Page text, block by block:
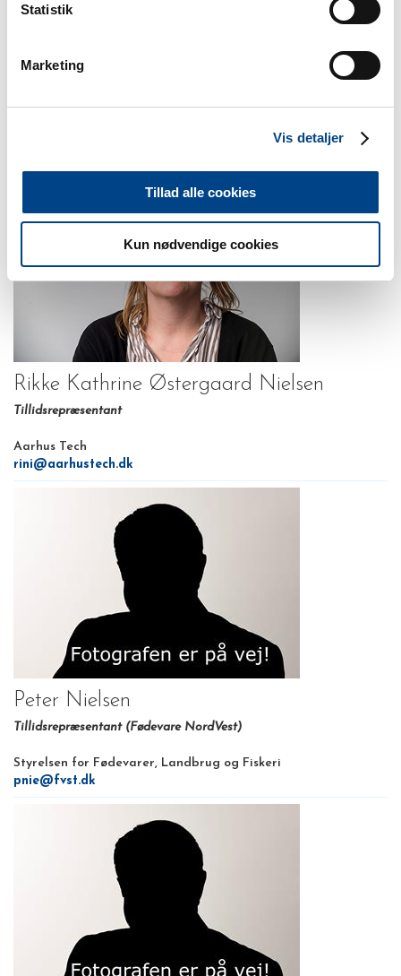
Statistik
Marketing
Vis detaljer
Tillad alle cookies
Kun nødvendige cookies
Mads Bødker
Rikke Kathrine Østergaard Nielsen
Tillidsrepræsentant
Aarhus Tech
rini@aarhustech.dk
Peter Nielsen
Tillidsrepræsentant (Fødevare NordVest)
Styrelsen for Fødevarer, Landbrug og Fiskeri
pnie@fvst.dk